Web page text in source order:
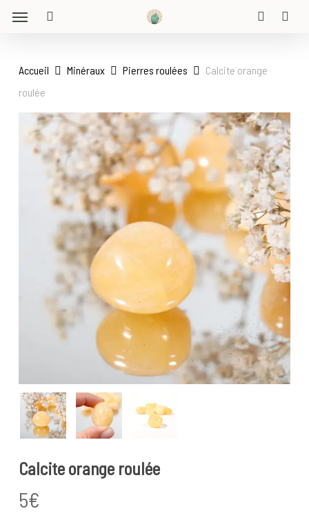
content
Menu
Accueil Minéraux Pierres roulées
Calcite orange
roulée
Calcite orange roulée
5€